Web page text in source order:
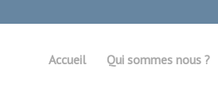
Accueil Qui sommes nous ?